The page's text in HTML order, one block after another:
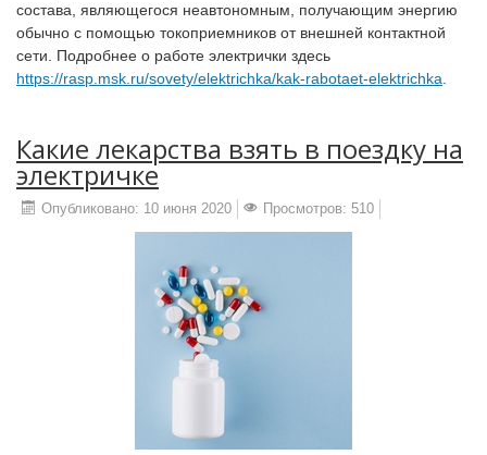
состава, являющегося неавтономным, получающим энергию
обычно с помощью токоприемников от внешней контактной
сети. Подробнее о работе электрички здесь
https://rasp.msk.ru/sovety/elektrichka/kak-rabotaet-elektrichka
Какие лекарства взять в поездку на
электричке
Опубликовано: 10 июня 2020 Просмотров: 510